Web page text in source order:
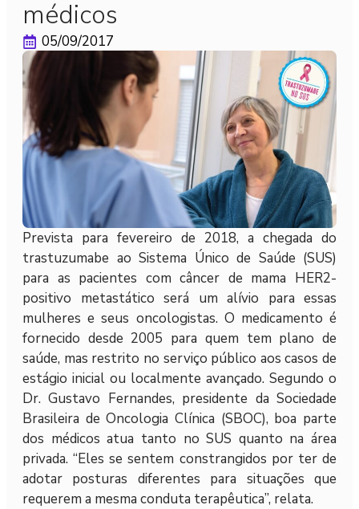
médicos
05/09/2017
Prevista para fevereiro de 2018, a chegada do
trastuzumabe ao Sistema Único de Saúde (SUS)
para as pacientes com câncer de mama HER2-
positivo metastático será um alívio para essas
mulheres e seus oncologistas. O medicamento é
fornecido desde 2005 para quem tem plano de
saúde, mas restrito no serviço público aos casos de
estágio inicial ou localmente avançado. Segundo o
Dr. Gustavo Fernandes, presidente da Sociedade
Brasileira de Oncologia Clínica (SBOC), boa parte
dos médicos atua tanto no SUS quanto na área
privada. “Eles se sentem constrangidos por ter de
adotar posturas diferentes para situações que
requerem a mesma conduta terapêutica”, relata.